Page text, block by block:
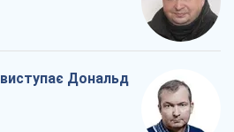
виступає Дональд